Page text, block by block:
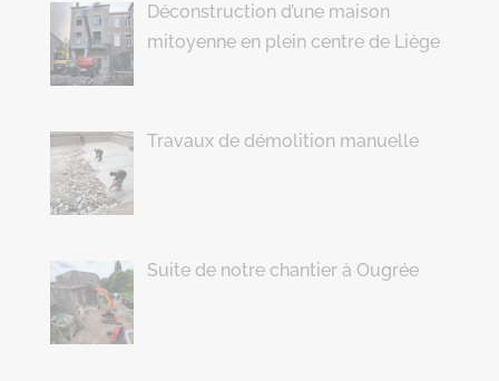
Déconstruction d’une maison
mitoyenne en plein centre de Liège
Travaux de démolition manuelle
Suite de notre chantier à Ougrée